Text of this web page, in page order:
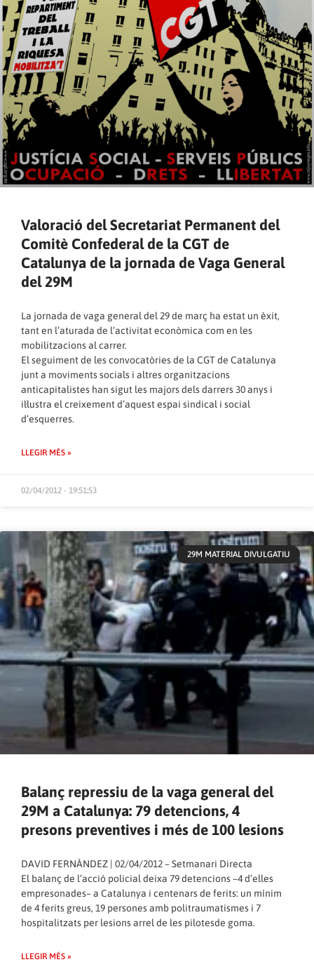
Valoració del Secretariat Permanent del
Comitè Confederal de la CGT de
Catalunya de la jornada de Vaga General
del 29M
La jornada de vaga general del 29 de març ha estat un èxit,
tant en l’aturada de l’activitat econòmica com en les
mobilitzacions al carrer.
El seguiment de les convocatòries de la CGT de Catalunya
junt a moviments socials i altres organitzacions
anticapitalistes han sigut les majors dels darrers 30 anys i
il·lustra el creixement d’aquest espai sindical i social
d’esquerres.
LLEGIR MÉS »
02/04/2012 - 19:51:53
29M MATERIAL DIVULGATIU
Balanç repressiu de la vaga general del
29M a Catalunya: 79 detencions, 4
presons preventives i més de 100 lesions
DAVID FERNÀNDEZ | 02/04/2012 – Setmanari Directa
El balanç de l’acció policial deixa 79 detencions –4 d’elles
empresonades– a Catalunya i centenars de ferits: un mínim
de 4 ferits greus, 19 persones amb politraumatismes i 7
hospitalitzats per lesions arrel de les pilotesde goma.
LLEGIR MÉS »